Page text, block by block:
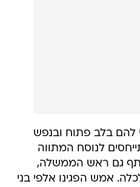
להם בלב פתוח ובנפש
לנוסח המתווה
גם ראש הממשלה,
אמש הפגינו אלפי בני